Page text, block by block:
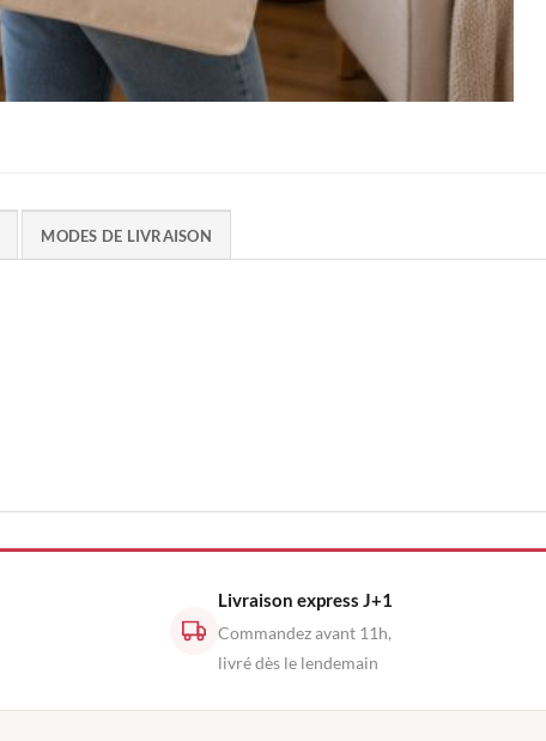
MODES DE LIVRAISON
Livraison express J+1
Commandez avant 11h,
livré dès le lendemain